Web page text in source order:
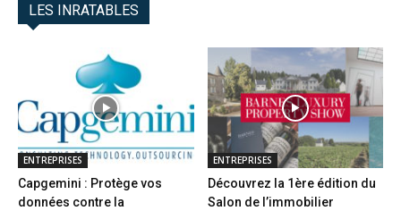
LES INRATABLES
ENTREPRISES
Capgemini : Protège vos
données contre la
ENTREPRISES
Découvrez la 1ère édition du
Salon de l’immobilier